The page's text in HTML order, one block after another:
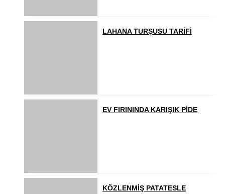
LAHANA TURŞUSU TARİFİ
EV FIRININDA KARIŞIK PİDE
KÖZLENMİŞ PATATESLE